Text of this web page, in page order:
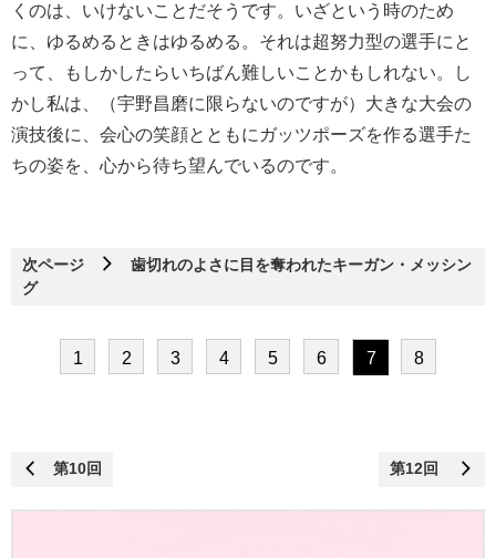
くのは、いけないことだそうです。いざという時のため
に、ゆるめるときはゆるめる。それは超努力型の選手にと
って、もしかしたらいちばん難しいことかもしれない。し
かし私は、（宇野昌磨に限らないのですが）大きな大会の
演技後に、会心の笑顔とともにガッツポーズを作る選手た
ちの姿を、心から待ち望んでいるのです。
次ページ
歯切れのよさに目を奪われたキーガン・メッシン
グ
1 2 3 4 5 6 7 8
第10回 第12回